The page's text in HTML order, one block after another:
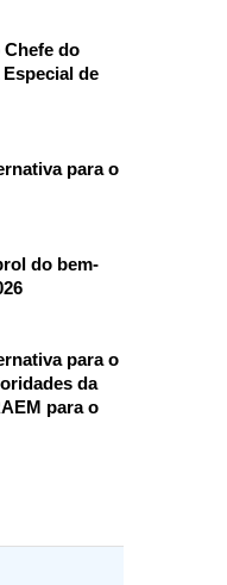
Chefe do
de
para o
do bem-
para o
da
para o